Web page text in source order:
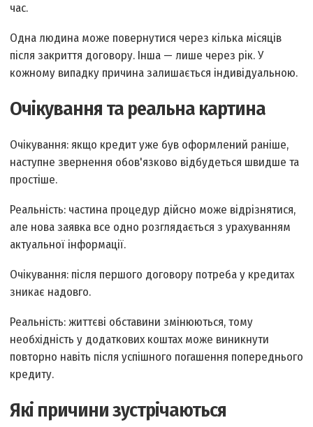
час.
Одна людина може повернутися через кілька місяців
після закриття договору. Інша — лише через рік. У
кожному випадку причина залишається індивідуальною.
Очікування та реальна картина
Очікування: якщо кредит уже був оформлений раніше,
наступне звернення обов'язково відбудеться швидше та
простіше.
Реальність: частина процедур дійсно може відрізнятися,
але нова заявка все одно розглядається з урахуванням
актуальної інформації.
Очікування: після першого договору потреба у кредитах
зникає надовго.
Реальність: життєві обставини змінюються, тому
необхідність у додаткових коштах може виникнути
повторно навіть після успішного погашення попереднього
кредиту.
Які причини зустрічаються